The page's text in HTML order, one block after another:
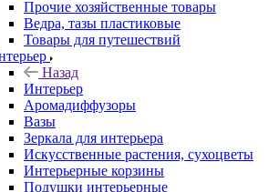
Прочие хозяйственные товары
Ведра, тазы пластиковые
Товары для путешествий
Назад
Интерьер
Аромадиффузоры
Вазы
Зеркала для интерьера
Искусственные растения, сухоцветы
Интерьерные корзины
Подушки интерьерные